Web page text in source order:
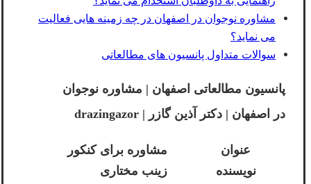
مشاوره نوجوان در اصفهان در چه زمینه هایی فعالیت
می نماید؟
سوالات متداول پانسیون های مطالعاتی
پانسیون مطالعاتی اصفهان | مشاوره نوجوان
در اصفهان | دکتر آذین گازر | drazingazor
عنوان
مشاوره برای کنکور
نویسنده
زینب مختاری